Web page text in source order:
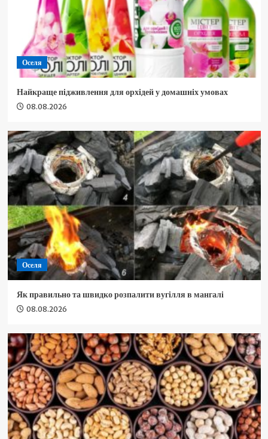
Оселя
Найкраще підживлення для орхідей у домашніх умовах
08.08.2026
Оселя
Як правильно та швидко розпалити вугілля в мангалі
08.08.2026